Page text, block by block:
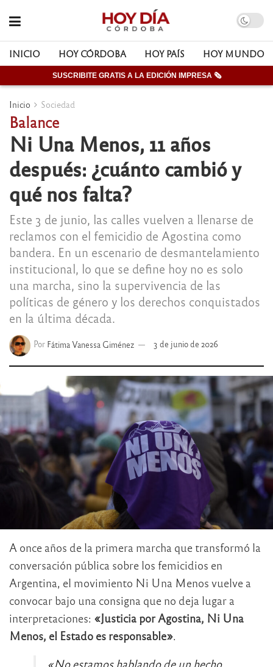
INICIO HOY CÓRDOBA HOY PAÍS HOY MUNDO
SUSCRIBITE GRATIS A LA EDICIÓN IMPRESA 🗞
Inicio Sociedad
Balance
Ni Una Menos, 11 años
después: ¿cuánto cambió y
qué nos falta?
Este 3 de junio, las calles vuelven a llenarse de
reclamos con el femicidio de Agostina como
bandera. En un escenario de desmantelamiento
institucional, lo que se define hoy no es solo
una marcha, sino la supervivencia de las
políticas de género y los derechos conquistados
en la última década.
Por Fátima Vanessa Giménez 3 de junio de 2026
A once años de la primera marcha que transformó la
conversación pública sobre los femicidios en
Argentina, el movimiento Ni Una Menos vuelve a
convocar bajo una consigna que no deja lugar a
interpretaciones: «Justicia por Agostina, Ni Una
Menos, el Estado es responsable».
«No estamos hablando de un hecho